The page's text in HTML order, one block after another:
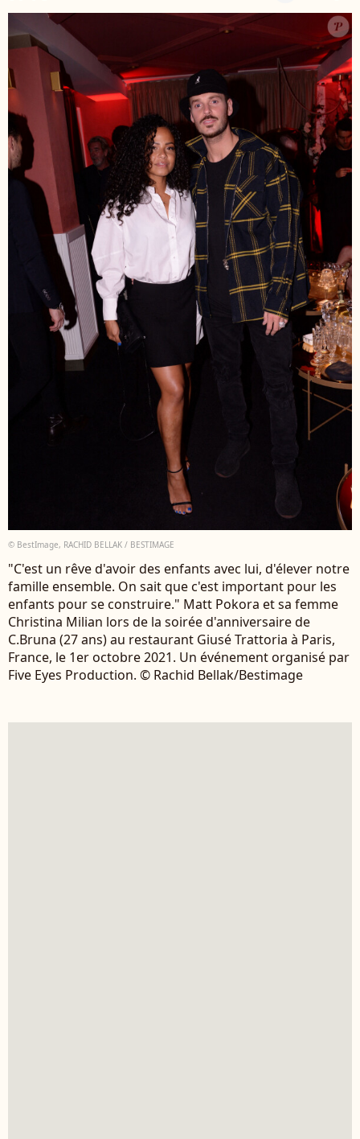
© BestImage, RACHID BELLAK / BESTIMAGE
"C'est un rêve d'avoir des enfants avec lui, d'élever notre
famille ensemble. On sait que c'est important pour les
enfants pour se construire." Matt Pokora et sa femme
Christina Milian lors de la soirée d'anniversaire de
C.Bruna (27 ans) au restaurant Giusé Trattoria à Paris,
France, le 1er octobre 2021. Un événement organisé par
Five Eyes Production. © Rachid Bellak/Bestimage